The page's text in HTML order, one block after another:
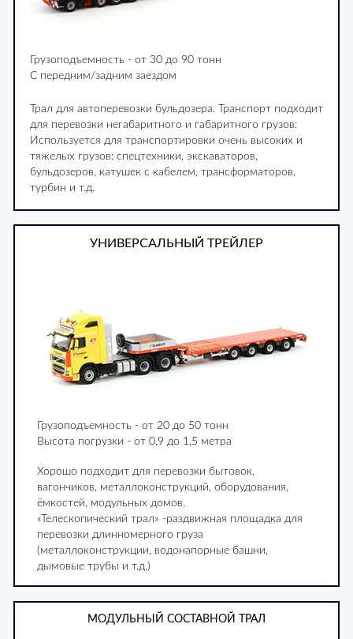
Грузоподъемность - от 30 до 90 тонн
С передним/задним заездом
Трал для автоперевозки бульдозера. Транспорт подходит
для перевозки негабаритного и габаритного грузов:
Используется для транспортировки очень высоких и
тяжелых грузов: спецтехники, экскаваторов,
бульдозеров, катушек с кабелем, трансформаторов,
турбин и т.д.
УНИВЕРСАЛЬНЫЙ ТРЕЙЛЕР
Грузоподъемность - от 20 до 50 тонн
Высота погрузки - от 0,9 до 1,5 метра
Хорошо подходит для перевозки бытовок,
вагончиков, металлоконструкций, оборудования,
ёмкостей, модульных домов.
«Телескопический трал» -раздвижная площадка для
перевозки длинномерного груза
(металлоконструкции, водонапорные башни,
дымовые трубы и т.д.)
МОДУЛЬНЫЙ СОСТАВНОЙ ТРАЛ